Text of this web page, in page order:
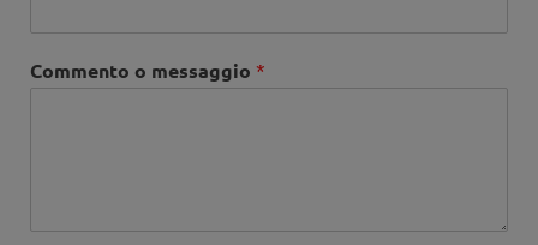
Commento o messaggio *